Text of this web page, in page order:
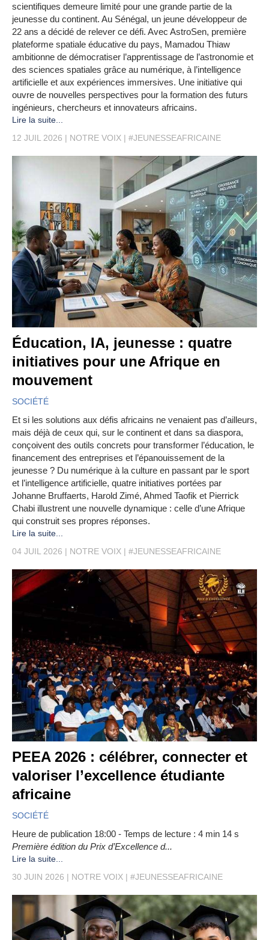
scientifiques demeure limité pour une grande partie de la
jeunesse du continent. Au Sénégal, un jeune développeur de
22 ans a décidé de relever ce défi. Avec AstroSen, première
plateforme spatiale éducative du pays, Mamadou Thiaw
ambitionne de démocratiser l’apprentissage de l’astronomie et
des sciences spatiales grâce au numérique, à l’intelligence
artificielle et aux expériences immersives. Une initiative qui
ouvre de nouvelles perspectives pour la formation des futurs
ingénieurs, chercheurs et innovateurs africains.
Lire la suite...
12 JUIL 2026
NOTRE VOIX #JEUNESSEAFRICAINE
Éducation, IA, jeunesse : quatre
initiatives pour une Afrique en
mouvement
SOCIÉTÉ
Et si les solutions aux défis africains ne venaient pas d’ailleurs,
mais déjà de ceux qui, sur le continent et dans sa diaspora,
conçoivent des outils concrets pour transformer l’éducation, le
financement des entreprises et l’épanouissement de la
jeunesse ? Du numérique à la culture en passant par le sport
et l’intelligence artificielle, quatre initiatives portées par
Johanne Bruffaerts, Harold Zimé, Ahmed Taofik et Pierrick
Chabi illustrent une nouvelle dynamique : celle d’une Afrique
qui construit ses propres réponses.
Lire la suite...
04 JUIL 2026
NOTRE VOIX #JEUNESSEAFRICAINE
PEEA 2026 : célébrer, connecter et
valoriser l’excellence étudiante
africaine
SOCIÉTÉ
Heure de publication 18:00 - Temps de lecture : 4 min 14 s
Première édition du Prix d’Excellence d...
Lire la suite...
30 JUIN 2026
NOTRE VOIX #JEUNESSEAFRICAINE